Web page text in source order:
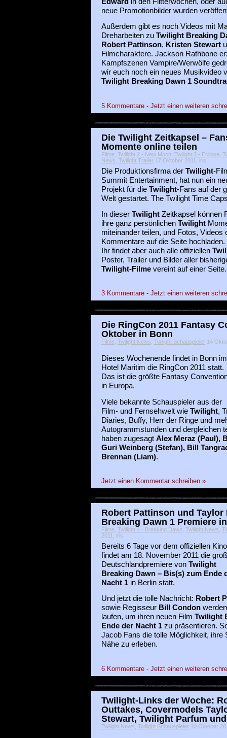
neue Promotionbilder wurden
Außerdem gibt es noch Videos mit
Dreharbeiten zu Twilight Breaking
Robert Pattinson, Kristen Stewart
Filmcharaktere. Jackson Rathbone
Kampfszenen Vampire/Werwölfe
wir euch noch ein neues Musikvideo
Twilight Breaking Dawn 1
5 Kommentare - Jetzt einen weiteren
Die Twilight Zeitkapsel –
Momente online teilen
Filme, Twilight 2 - New Moon, Twilight 3 - Eclipse,
News Twilight Trailer17 Oktober 2011, iris
Die Produktionsfirma der Twilight-
Summit Entertainment, hat nun ein
Projekt für die Twilight-Fans auf der
Welt gestartet. The Twilight Time
In dieser Twilight Zeitkapsel können
ihre ganz persönlichen Twilight
miteinander teilen, und Fotos, Videos
Kommentare auf die Seite hochladen.
Ihr findet aber auch alle offiziellen
Poster, Trailer und Bilder aller
Twilight-Filmevereint auf einer Seite.
3 Kommentare - Jetzt einen weiteren
Die RingCon 2011 Fantasy
Oktober in Bonn
Filme, Twilight News Twilight Schauspieler14
Dieses Wochenende findet in Bonn im
Hotel Maritim die RingCon 2011 statt.
Das ist die größte Fantasy
in Europa.
Viele bekannte Schauspieler aus der
Film- und Fernsehwelt wie Twilight,
Diaries, Buffy, Herr der Ringe und
Autogrammstunden und dergleichen
haben zugesagt Alex Meraz (Paul),
Guri Weinberg (Stefan), Bill
Brennan (Liam).
Jetzt einen Kommentar schreiben »
Robert Pattinson und
Breaking Dawn 1 Premiere
Filme, Twilight 4 - Breaking Dawn, Twilight News
2011, iris
Bereits 6 Tage vor dem offiziellen
findet am 18. November 2011 die
Deutschlandpremiere von Twilight
Breaking Dawn – Bis(s) zum Ende
Nacht 1in Berlin statt.
Und jetzt die tolle Nachricht: Robert
sowie Regisseur Bill Condonwerden
laufen, um ihren neuen Film Twilight
Ende der Nacht 1zu präsentieren.
Jacob Fans die tolle Möglichkeit, ihre
Nähe zu erleben.
6 Kommentare - Jetzt einen weiteren
Twilight-Links der Woche:
Outtakes, Covermodels
Stewart, Twilight Parfum
Twilight News Twilight Schauspieler10 Oktober